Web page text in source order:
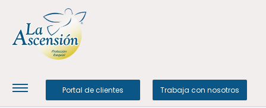
Portal de clientes Trabaja con nosotros